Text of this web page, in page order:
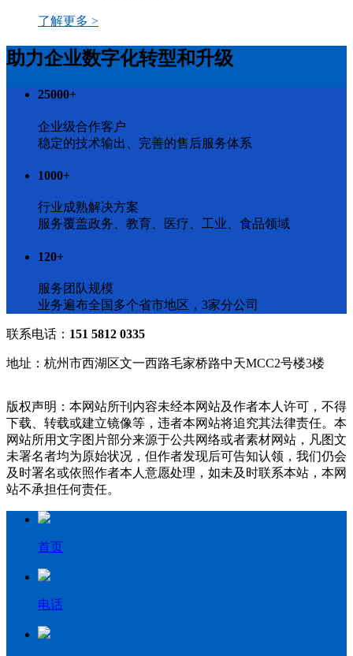
了解更多 >
助力企业数字化转型和升级
25000+
企业级合作客户
稳定的技术输出、完善的售后服务体系
1000+
行业成熟解决方案
服务覆盖政务、教育、医疗、工业、食品领域
120+
服务团队规模
业务遍布全国多个省市地区，3家分公司
联系电话： 151 5812 0335
地址：杭州市西湖区文一西路毛家桥路中天MCC2号楼3楼
版权声明：本网站所刊内容未经本网站及作者本人许可，不得
下载、转载或建立镜像等，违者本网站将追究其法律责任。本
网站所用文字图片部分来源于公共网络或者素材网站，凡图文
未署名者均为原始状况，但作者发现后可告知认领，我们仍会
及时署名或依照作者本人意愿处理，如未及时联系本站，本网
站不承担任何责任。
首页
电话